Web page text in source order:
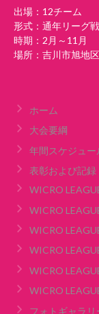
出場：12チーム
形式：通年リーグ
時期：2月～11月
場所：吉川市旭地
ホーム
大会要綱
年間スケジュー
表彰および記録
WICRO
WICRO
WICRO
WICRO
WICRO
WICRO
フォトギャラリ